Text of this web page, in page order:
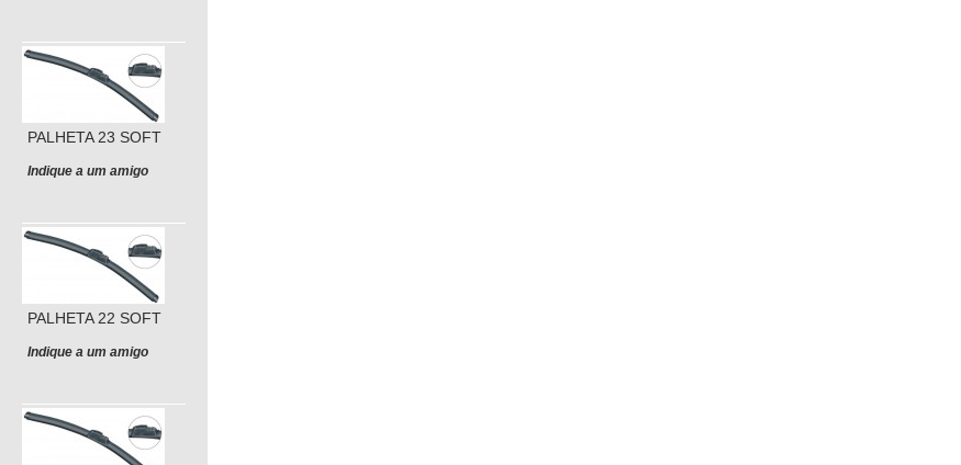
PALHETA 23 SOFT
Indique a um amigo
PALHETA 22 SOFT
Indique a um amigo